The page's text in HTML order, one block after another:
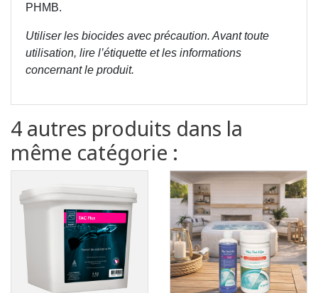
PHMB.
Utiliser les biocides avec précaution. Avant toute
utilisation, lire l’étiquette et les informations
concernant le produit.
4 autres produits dans la
même catégorie :